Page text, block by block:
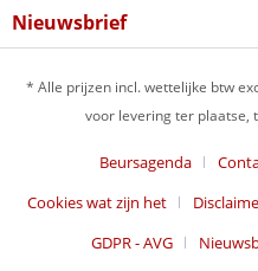
Nieuwsbrief
* Alle prijzen incl. wettelijke btw
voor levering ter plaatse,
Beursagenda
Cookies wat zijn het
GDPR - AVG